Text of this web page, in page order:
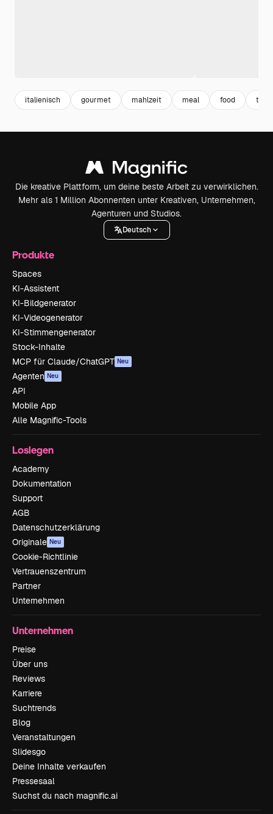
italienisch gourmet mahlzeit meal food
Die kreative Plattform, um deine beste Arbeit zu verwirklichen.
Mehr als 1 Million Abonnenten unter Kreativen, Unternehmen,
Agenturen und Studios.
Deutsch
Produkte
Spaces
KI-Assistent
KI-Bildgenerator
KI-Videogenerator
KI-Stimmengenerator
Stock-Inhalte
MCP für Claude/ChatGPT Neu
Agenten Neu
API
Mobile App
Alle Magnific-Tools
Loslegen
Academy
Dokumentation
Support
AGB
Datenschutzerklärung
Originale Neu
Cookie-Richtlinie
Vertrauenszentrum
Partner
Unternehmen
Unternehmen
Preise
Über uns
Reviews
Karriere
Suchtrends
Blog
Veranstaltungen
Slidesgo
Deine Inhalte verkaufen
Pressesaal
Suchst du nach magnific.ai